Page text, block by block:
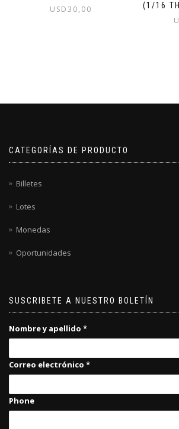
USD30,00
(1/16
CATEGORÍAS DE PRODUCTO
Billetes
Lotes
Monedas
Oportunidades
SUSCRIBETE A NUESTRO BOLETÍN
Nombre y apellido *
Correo electrónico *
Phone